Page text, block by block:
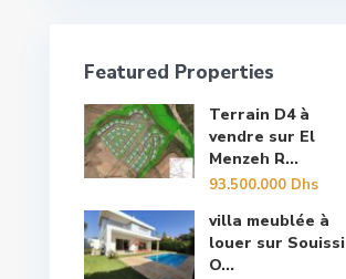
Featured Properties
Terrain D4 à
vendre sur El
Menzeh R...
93.500.000 Dhs
villa meublée à
louer sur Souissi
O...